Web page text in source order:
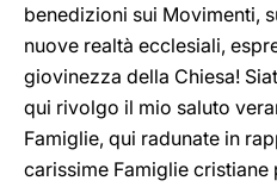
benedizioni sui Movimenti,
nuove realtà ecclesiali,
giovinezza della Chiesa!
qui rivolgo il mio saluto
Famiglie, qui radunate in
carissime Famiglie